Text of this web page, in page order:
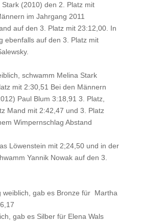
(2010) den 2. Platz mit
im Jahrgang 2011
auf den 3. Platz mit 23:12,00. In
ebenfalls auf den 3. Platz mit
schwamm Melina Stark
mit 2:30,51 Bei den Männern
Paul Blum 3:18,91 3. Platz,
Mand mit 2:42,47 und 3. Platz
Wimpernschlag Abstand
Löwenstein mit 2;24,50 und in der
Yannik Nowak auf den 3.
weiblich, gab es Bronze für Martha
gab es Silber für Elena Wals